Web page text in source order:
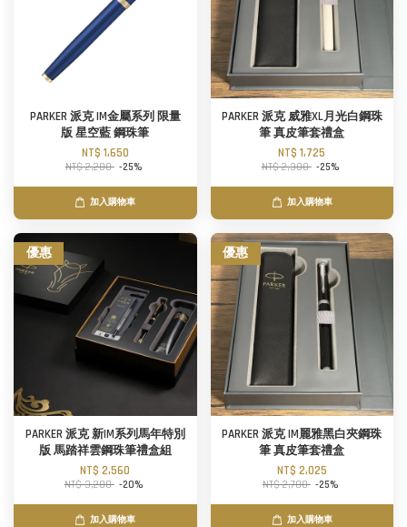
PARKER 派克 IM金屬系列 限量
版 星空藍 鋼珠筆
NT$ 1,650
NT$ 2,200 -25%
加入購物車
PARKER 派克 威雅XL月光白鋼珠
筆 真皮筆套禮盒
NT$ 1,725
NT$ 2,300 -25%
加入購物車
優惠
PARKER 派克 新IM系列馬年特別
版 馬踏祥雲鋼珠筆禮盒組
NT$ 2,560
NT$ 3,200 -20%
加入購物車
優惠
PARKER 派克 IM麗雅黑白夾鋼珠
筆 真皮筆套禮盒
NT$ 2,025
NT$ 2,700 -25%
加入購物車